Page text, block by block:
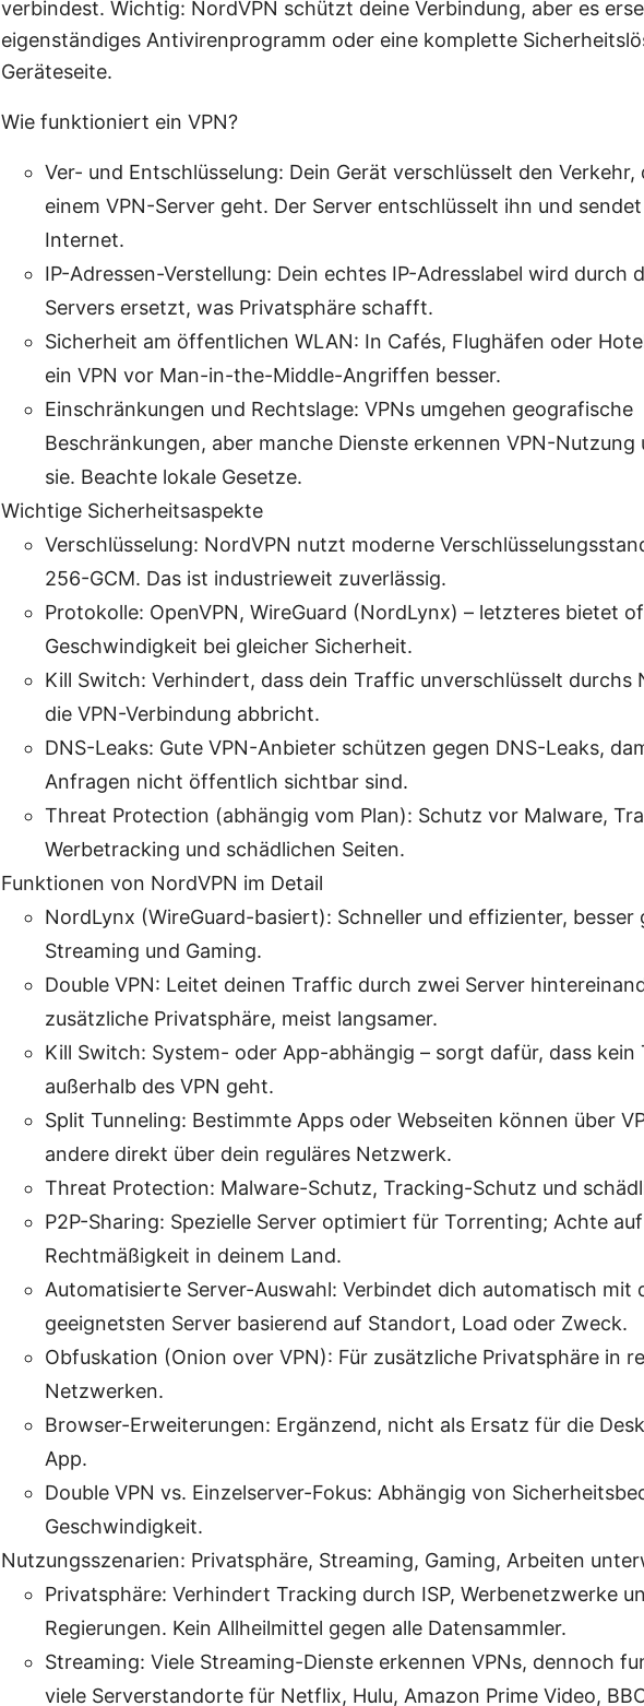
verbindest. Wichtig: NordVPN schützt deine Verbindung, aber es
eigenständiges Antivirenprogramm oder eine komplette
Geräteseite.
Wie funktioniert ein VPN?
Ver- und Entschlüsselung: Dein Gerät verschlüsselt den Verkehr,
einem VPN-Server geht. Der Server entschlüsselt ihn und
Internet.
IP-Adressen-Verstellung: Dein echtes IP-Adresslabel wird durch
Servers ersetzt, was Privatsphäre schafft.
Sicherheit am öffentlichen WLAN: In Cafés, Flughäfen oder
ein VPN vor Man-in-the-Middle-Angriffen besser.
Einschränkungen und Rechtslage: VPNs umgehen geografische
Beschränkungen, aber manche Dienste erkennen VPN-Nutzung
sie. Beachte lokale Gesetze.
Wichtige Sicherheitsaspekte
Verschlüsselung: NordVPN nutzt moderne
256-GCM. Das ist industrieweit zuverlässig.
Protokolle: OpenVPN, WireGuard (NordLynx) – letzteres bietet
Geschwindigkeit bei gleicher Sicherheit.
Kill Switch: Verhindert, dass dein Traffic unverschlüsselt durchs
die VPN-Verbindung abbricht.
DNS-Leaks: Gute VPN-Anbieter schützen gegen DNS-Leaks,
Anfragen nicht öffentlich sichtbar sind.
Threat Protection (abhängig vom Plan): Schutz vor Malware,
Werbetracking und schädlichen Seiten.
Funktionen von NordVPN im Detail
NordLynx (WireGuard-basiert): Schneller und effizienter, besser
Streaming und Gaming.
Double VPN: Leitet deinen Traffic durch zwei Server
zusätzliche Privatsphäre, meist langsamer.
Kill Switch: System- oder App-abhängig – sorgt dafür, dass kein
außerhalb des VPN geht.
Split Tunneling: Bestimmte Apps oder Webseiten können über
andere direkt über dein reguläres Netzwerk.
Threat Protection: Malware-Schutz, Tracking-Schutz und
P2P-Sharing: Spezielle Server optimiert für Torrenting; Achte auf
Rechtmäßigkeit in deinem Land.
Automatisierte Server-Auswahl: Verbindet dich automatisch mit
geeignetsten Server basierend auf Standort, Load oder Zweck.
Obfuskation (Onion over VPN): Für zusätzliche Privatsphäre in
Netzwerken.
Browser-Erweiterungen: Ergänzend, nicht als Ersatz für die
App.
Double VPN vs. Einzelserver-Fokus: Abhängig von
Geschwindigkeit.
Nutzungsszenarien: Privatsphäre, Streaming, Gaming, Arbeiten
Privatsphäre: Verhindert Tracking durch ISP, Werbenetzwerke
Regierungen. Kein Allheilmittel gegen alle Datensammler.
Streaming: Viele Streaming-Dienste erkennen VPNs, dennoch
viele Serverstandorte für Netflix, Hulu, Amazon Prime Video,